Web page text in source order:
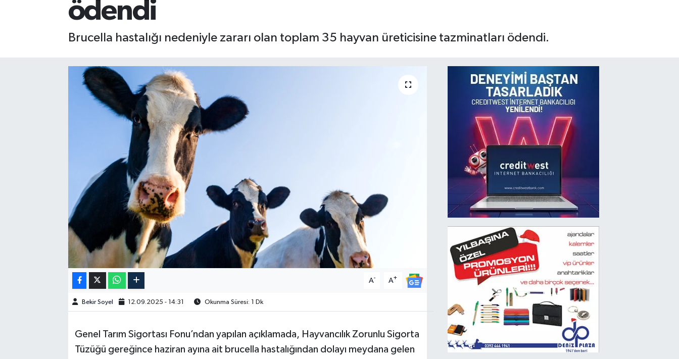
ödendi
Brucella hastalığı nedeniyle zararı olan toplam 35 hayvan üreticisine tazminatları ödendi.
A- A+
Bekir Soyel 12.09.2025 - 14:31 Okunma Süresi: 1 Dk
Genel Tarım Sigortası Fonu’ndan yapılan açıklamada, Hayvancılık Zorunlu Sigorta
Tüzüğü gereğince haziran ayına ait brucella hastalığından dolayı meydana gelen